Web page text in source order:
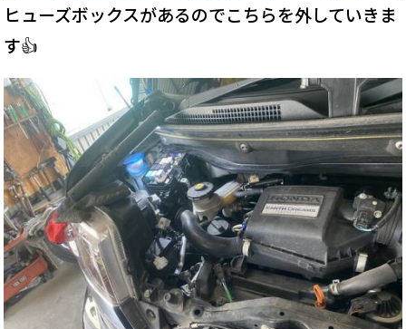
ヒューズボックスがあるのでこちらを外していきま
す👍